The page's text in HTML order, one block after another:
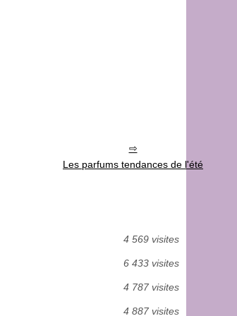
Les parfums tendances de l'été
4 569 visites
6 433 visites
4 787 visites
4 887 visites